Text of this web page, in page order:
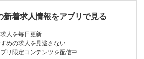
新着求人情報をアプリで見る
人を毎日更新
めの求人を見逃さない
リ限定コンテンツを配信中